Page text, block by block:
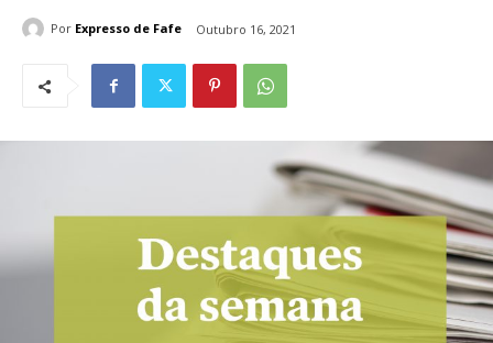
Por Expresso de Fafe Outubro 16, 2021